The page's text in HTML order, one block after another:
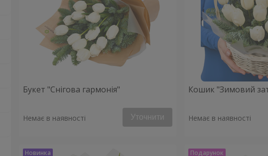
Букет "Снігова гармонія"
Немає в наявності Уточнити
Кошик "Зимовий
Немає в наявності